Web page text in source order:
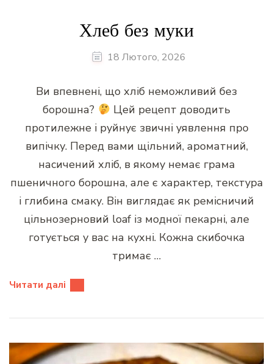
Хлеб без муки
18 Лютого, 2026
Ви впевнені, що хліб неможливий без
борошна?
Цей рецепт доводить
протилежне і руйнує звичні уявлення про
випічку. Перед вами щільний, ароматний,
насичений хліб, в якому немає грама
пшеничного борошна, але є характер, текстура
і глибина смаку. Він виглядає як ремісничий
цільнозерновий loaf із модної пекарні, але
готується у вас на кухні. Кожна скибочка
тримає …
Читати далі